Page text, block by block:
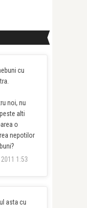
cu
noi, nu
alti
o
nepotilor
1:53
asta cu